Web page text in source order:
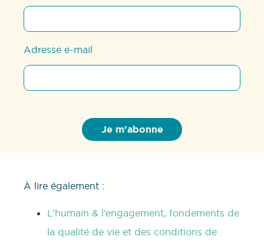
Adresse e-mail
À lire également :
L’humain & l’engagement, fondements de
la qualité de vie et des conditions de